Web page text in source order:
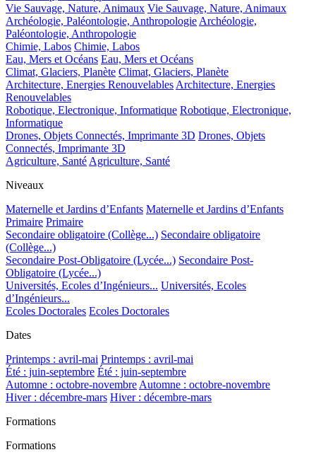
Vie Sauvage, Nature, Animaux Vie Sauvage, Nature, Animaux
Archéologie, Paléontologie, Anthropologie Archéologie,
Paléontologie, Anthropologie
Chimie, Labos Chimie, Labos
Eau, Mers et Océans Eau, Mers et Océans
Climat, Glaciers, Planète Climat, Glaciers, Planète
Architecture, Energies Renouvelables Architecture, Energies
Renouvelables
Robotique, Electronique, Informatique Robotique, Electronique,
Informatique
Drones, Objets Connectés, Imprimante 3D Drones, Objets
Connectés, Imprimante 3D
Agriculture, Santé Agriculture, Santé
Niveaux
Maternelle et Jardins d’Enfants Maternelle et Jardins d’Enfants
Primaire Primaire
Secondaire obligatoire (Collège...) Secondaire obligatoire
(Collège...)
Secondaire Post-Obligatoire (Lycée...) Secondaire Post-
Obligatoire (Lycée...)
Universités, Ecoles d’Ingénieurs... Universités, Ecoles
d’Ingénieurs...
Ecoles Doctorales Ecoles Doctorales
Dates
Printemps : avril-mai Printemps : avril-mai
Été : juin-septembre Été : juin-septembre
Automne : octobre-novembre Automne : octobre-novembre
Hiver : décembre-mars Hiver : décembre-mars
Formations
Formations